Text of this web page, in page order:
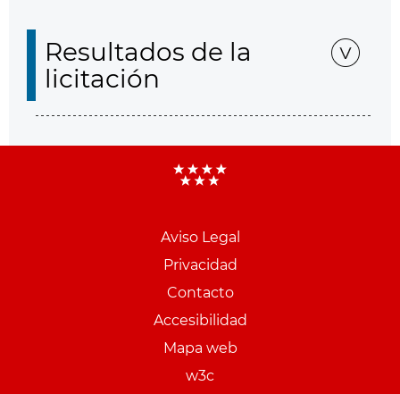
Resultados de la
licitación
Aviso Legal
Privacidad
Contacto
Accesibilidad
Mapa web
w3c